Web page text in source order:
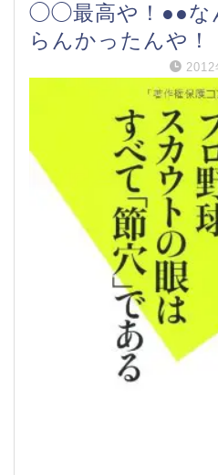
◯◯最高や！●●な
らんかったんや！
2012